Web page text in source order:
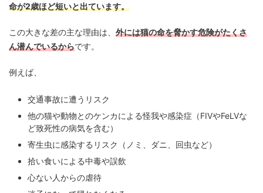
命が2歳ほど短いと出ています。
この大きな差の主な理由は、 外には猫の命を脅かす危険がたくさ
ん潜んでいるからです。
例えば、
交通事故に遭うリスク
他の猫や動物とのケンカによる怪我や感染症（FIVやFeLVな
ど致死性の病気を含む）
寄生虫に感染するリスク（ノミ、ダニ、回虫など）
拾い食いによる中毒や誤飲
心ない人からの虐待